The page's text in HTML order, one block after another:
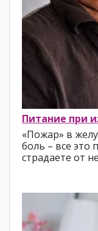
Питание при
«Пожар» в
боль – все это
страдаете от